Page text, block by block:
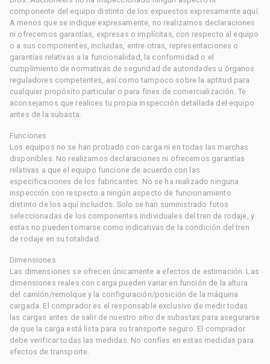
componente del equipo distinto de los expuestos expresamente aquí.
A menos que se indique expresamente, no realizamos declaraciones
ni ofrecemos garantías, expresas o implícitas, con respecto al equipo
o a sus componentes, incluidas, entre otras, representaciones o
garantías relativas a la funcionalidad, la conformidad o el
cumplimiento de normativas de seguridad de autoridades u órganos
reguladores competentes, así como tampoco sobre la aptitud para
cualquier propósito particular o para fines de comercialización. Te
aconsejamos que realices tu propia inspección detallada del equipo
antes de la subasta.
Funciones
Los equipos no se han probado con carga ni en todas las marchas
disponibles. No realizamos declaraciones ni ofrecemos garantías
relativas a que el equipo funcione de acuerdo con las
especificaciones de los fabricantes. No se ha realizado ninguna
inspección con respecto a ningún aspecto de funcionamiento
distinto de los aquí incluidos. Solo se han suministrado fotos
seleccionadas de los componentes individuales del tren de rodaje, y
estas no pueden tomarse como indicativas de la condición del tren
de rodaje en su totalidad.
Dimensiones
Las dimensiones se ofrecen únicamente a efectos de estimación. Las
dimensiones reales con carga pueden variar en función de la altura
del camión/remolque y la configuración/posición de la máquina
cargada. El comprador es el responsable exclusivo de medir todas
las cargas antes de salir de nuestro sitio de subastas para asegurarse
de que la carga está lista para su transporte seguro. El comprador
debe verificar todas las medidas. No confíes en estas medidas para
efectos de transporte.